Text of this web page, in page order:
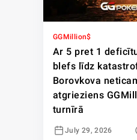
Leonards –
Vācu spēlētājs
fināla galdā šajā
Iļju Anatski (38BB),
Džastinu Bonomo
GGMillion$
Ar 5 pret 1
blefs līdz
Borovkova
atgrieziens
turnīrā
July 29, 2026